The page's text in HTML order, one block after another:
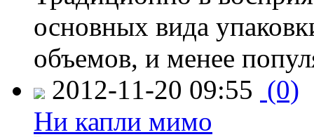
основных вида
объемов, и менее
2012-11-20 09:55 (0)
Ни капли мимо